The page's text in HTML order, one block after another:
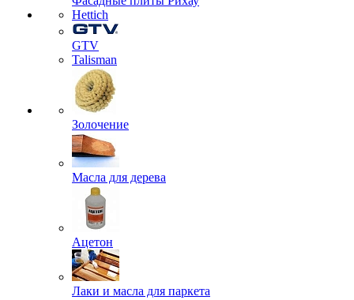
Hettich
GTV
Talisman
Золочение
Масла для дерева
Ацетон
Лаки и масла для паркета